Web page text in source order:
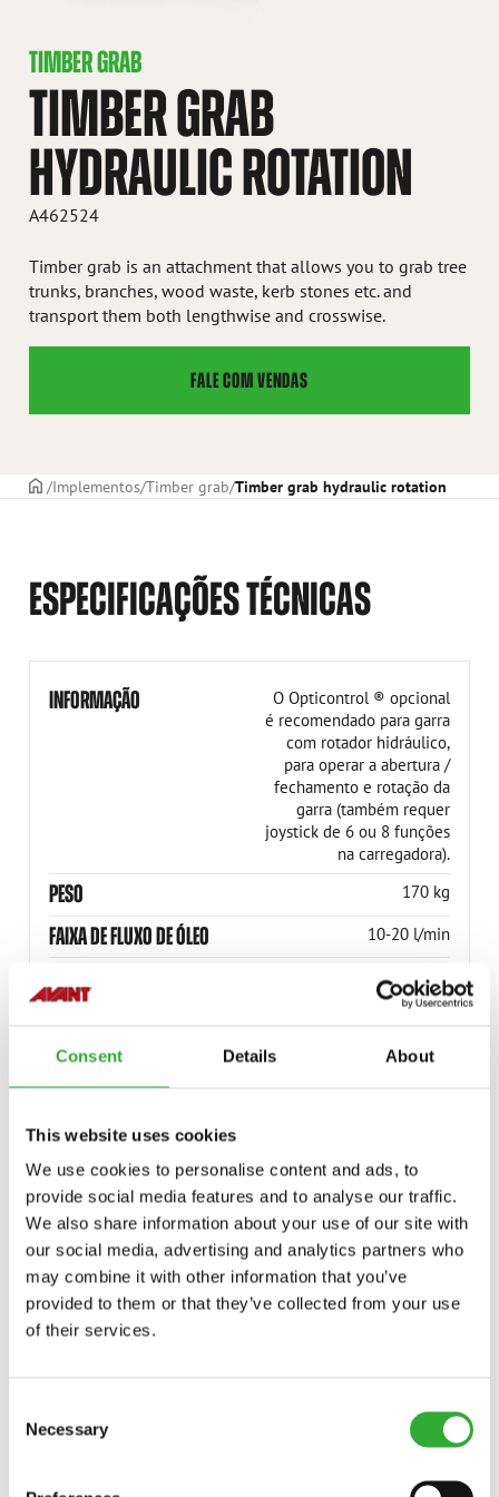
Consent Details About
This website uses cookies
We use cookies to personalise content and ads, to
provide social media features and to analyse our traffic.
We also share information about your use of our site with
our social media, advertising and analytics partners who
may combine it with other information that you’ve
provided to them or that they’ve collected from your use
of their services.
Selection
Necessary
TIMBER GRAB
TIMBER GRAB
HYDRAULIC ROTATION
A462524
Timber grab is an attachment that allows you to grab tree
trunks, branches, wood waste, kerb stones etc. and
transport them both lengthwise and crosswise.
FALE COM VENDAS
CAPAImplementos Timber grab Timber grab hydraulic rotation
ESPECIFICAÇÕES TÉCNICAS
INFORMAÇÃO
O Opticontrol ® opcional
é recomendado para garra
com rotador hidráulico,
para operar a abertura /
fechamento e rotação da
garra (também requer
joystick de 6 ou 8 funções
na carregadora).
PESO 170 kg
FAIXA DE FLUXO DE ÓLEO 10-20 l/min
1300 kg
ÁREA DE FIXAÇÃO 1.7 ft2
GARRA MÁX.
NÚMERO DO PRODUTO A462524
GENERAL BUCKET KIT